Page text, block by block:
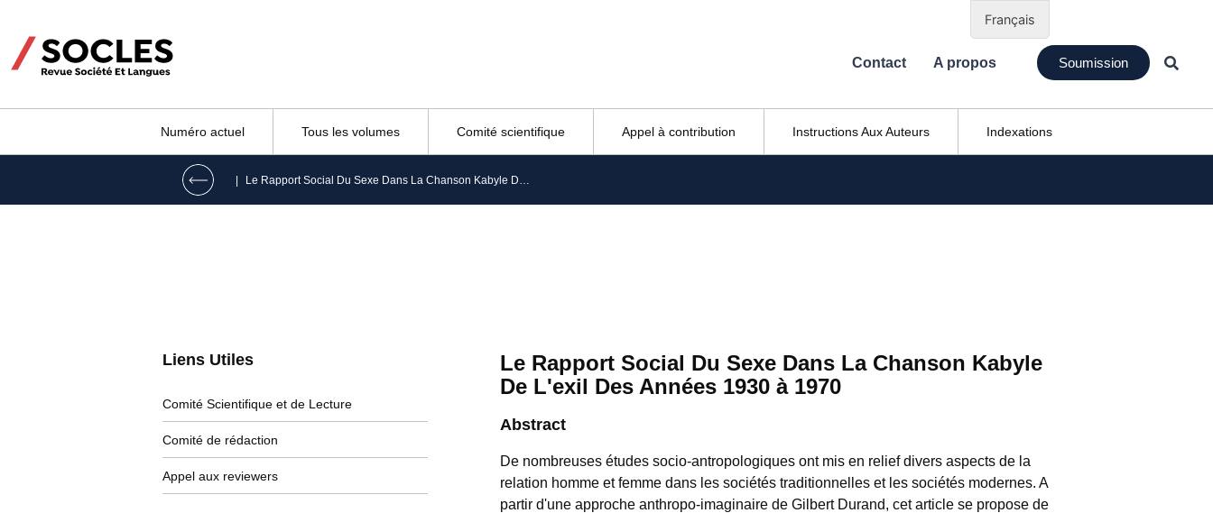
Contact A propos Soumission
Numéro actuel Tous les volumes Comité scientifique Appel à contribution Instructions Aux Auteurs Indexations
| Le Rapport Social Du Sexe Dans La Chanson Kabyle De L’exil Des Années 1930 à 1970
Liens Utiles
Comité Scientifique et de Lecture
Comité de rédaction
Appel aux reviewers
Le Rapport Social Du Sexe Dans La Chanson Kabyle
De L'exil Des Années 1930 à 1970
Abstract
De nombreuses études socio-antropologiques ont mis en relief divers aspects de la
relation homme et femme dans les sociétés traditionnelles et les sociétés modernes. A
partir d'une approche anthropo-imaginaire de Gilbert Durand, cet article se propose de
Français